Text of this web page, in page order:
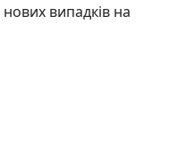
випадків на